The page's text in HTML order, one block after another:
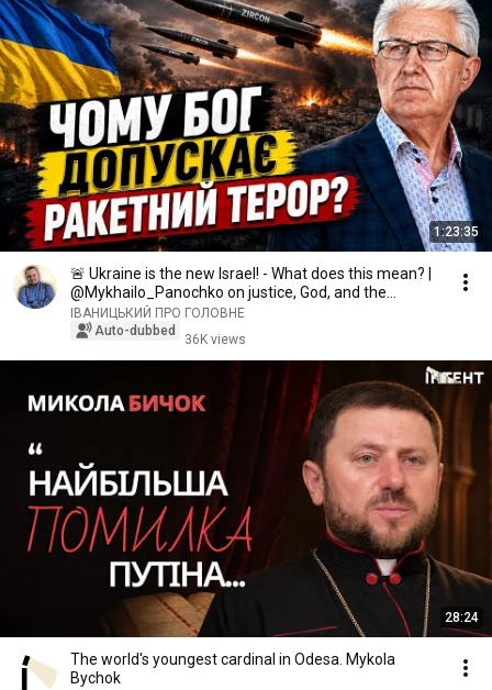
1:23:35
🚨 Ukraine is the new Israel! - What does this mean? |
@Mykhailo_Panochko on justice, God, and the...
ІВАНИЦЬКИЙ ПРО ГОЛОВНЕ
Auto-dubbed
36K views
28:24
The world's youngest cardinal in Odesa. Mykola
Bychok